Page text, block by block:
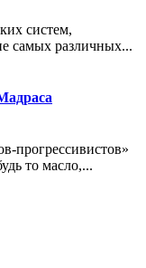
систем,
самых различных...
прогрессивистов»
то масло,...